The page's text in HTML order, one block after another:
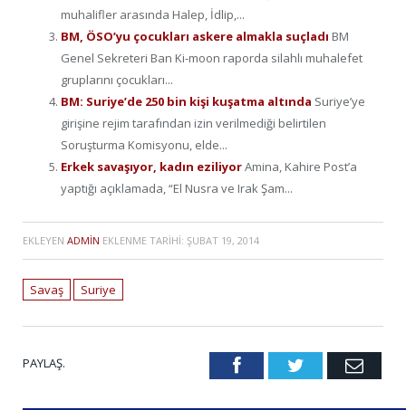
muhalifler arasında Halep, İdlip,...
BM, ÖSO’yu çocukları askere almakla suçladı BM
Genel Sekreteri Ban Ki-moon raporda silahlı muhalefet
gruplarını çocukları...
BM: Suriye’de 250 bin kişi kuşatma altında Suriye’ye
girişine rejim tarafından izin verilmediği belirtilen
Soruşturma Komisyonu, elde...
Erkek savaşıyor, kadın eziliyorAmina, Kahire Post’a
yaptığı açıklamada, “El Nusra ve Irak Şam...
EKLEYEN ADMIN EKLENME TARIHI: ŞUBAT 19, 2014
Savaş Suriye
PAYLAŞ. FacebookTwitter Email